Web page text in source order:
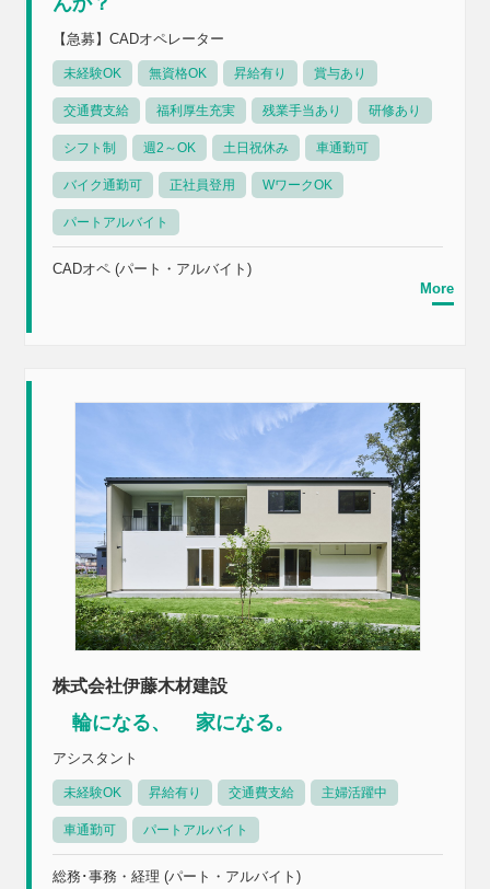
【急募】CADオペレーター
未経験OK 無資格OK 昇給有り 賞与あり
交通費支給 福利厚生充実 残業手当あり 研修あり
シフト制 週2～OK 土日祝休み 車通勤可
バイク通勤可 正社員登用 WワークOK
パートアルバイト
CADオペ (パート・アルバイト)
More
株式会社伊藤木材建設
輪になる、 家になる。
アシスタント
未経験OK 昇給有り 交通費支給 主婦活躍中
車通勤可 パートアルバイト
総務･事務・経理 (パート・アルバイト)